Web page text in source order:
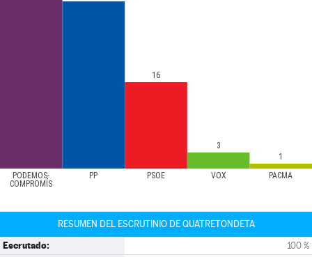
PODEMOS-
COMPROMÍS
PP PSOE VOX PACMA
16
3
1
RESUMEN DEL ESCRUTINIO DE QUATRETONDETA
Escrutado: 100 %